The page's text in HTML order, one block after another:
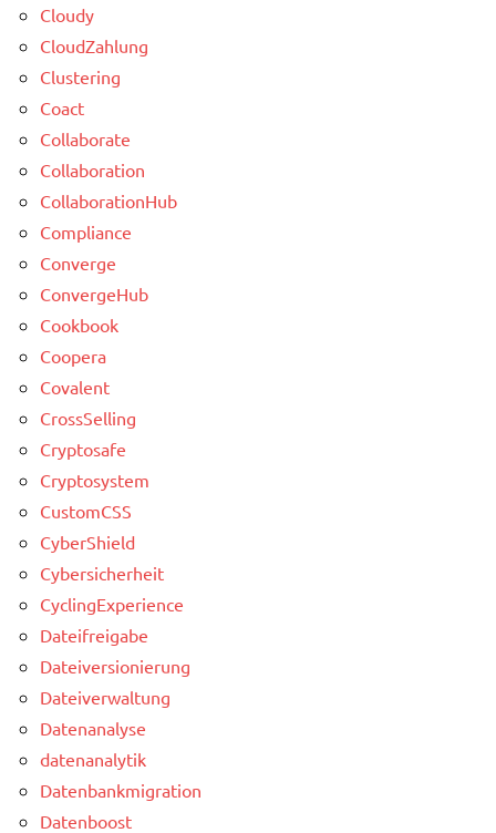
Cloudy
CloudZahlung
Clustering
Coact
Collaborate
Collaboration
CollaborationHub
Compliance
Converge
ConvergeHub
Cookbook
Coopera
Covalent
CrossSelling
Cryptosafe
Cryptosystem
CustomCSS
CyberShield
Cybersicherheit
CyclingExperience
Dateifreigabe
Dateiversionierung
Dateiverwaltung
Datenanalyse
datenanalytik
Datenbankmigration
Datenboost